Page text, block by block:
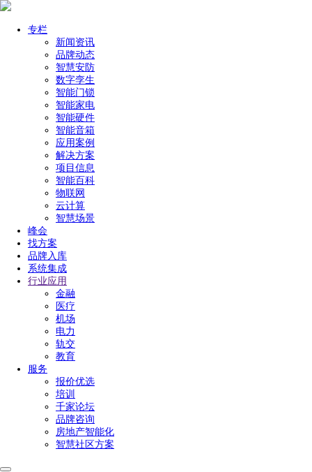
专栏
新闻资讯
品牌动态
智慧安防
数字孪生
智能门锁
智能家电
智能硬件
智能音箱
应用案例
解决方案
项目信息
智能百科
物联网
云计算
智慧场景
峰会
找方案
品牌入库
系统集成
行业应用
金融
医疗
机场
电力
轨交
教育
服务
报价优选
培训
千家论坛
品牌咨询
房地产智能化
智慧社区方案